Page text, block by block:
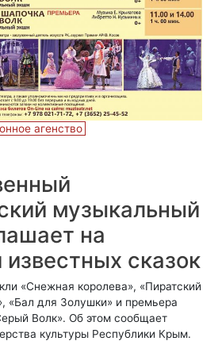
агенство
музыкальный
на
известных сказок
«Снежная королева», «Пиратский
«Бал для Золушки» и премьера
Волк». Об этом сообщает
культуры Республики Крым.